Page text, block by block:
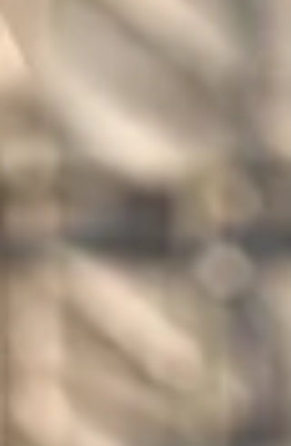
de la comunidad autónoma. Principales ejes
circulación La